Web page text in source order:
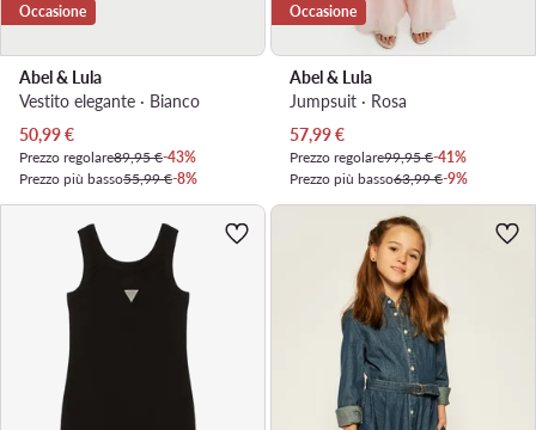
Occasione
Abel & Lula
Vestito elegante · Bianco
Prezzo attuale
50,99€
Prezzo regolare89,95 €-43%
Prezzo più basso55,99 €-8%
Occasione
Abel & Lula
Jumpsuit · Rosa
Prezzo attuale
57,99€
Prezzo regolare99,95 €-41%
Prezzo più basso63,99 €-9%